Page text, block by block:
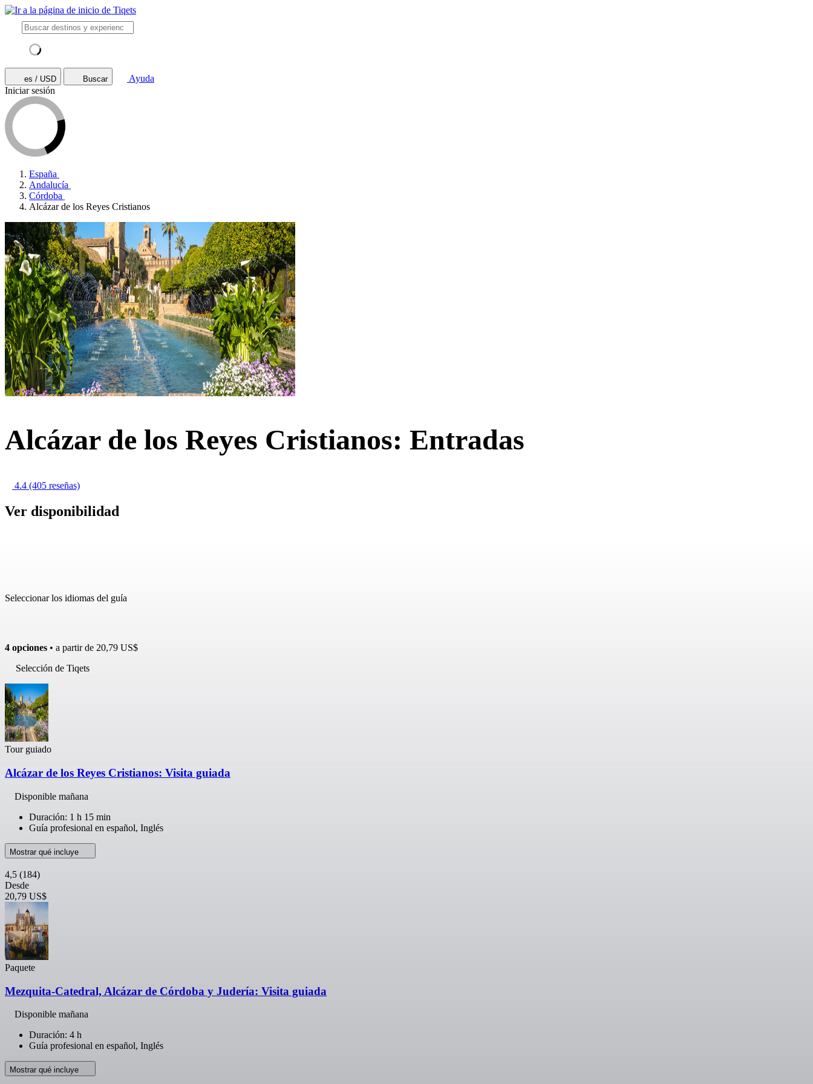
es / USD Buscar
Ayuda
Iniciar sesión
España
Andalucía
Córdoba
Alcázar de los Reyes Cristianos
Alcázar de los Reyes Cristianos: Entradas
4.4 (405 reseñas)
Ver disponibilidad
Seleccionar los idiomas del guía
4 opciones • a partir de 20,79 US$
Selección de Tiqets
Tour guiado
Alcázar de los Reyes Cristianos: Visita guiada
Disponible mañana
Duración: 1 h 15 min
Guía profesional en español, Inglés
Mostrar qué incluye
4,5 (184)
Desde
20,79 US$
Paquete
Mezquita-Catedral, Alcázar de Córdoba y Judería: Visita guiada
Disponible mañana
Duración: 4 h
Guía profesional en español, Inglés
Mostrar qué incluye